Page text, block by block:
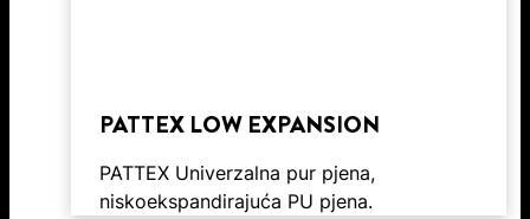
PATTEX LOW EXPANSION
PATTEX Univerzalna pur pjena,
niskoekspandirajuća PU pjena.